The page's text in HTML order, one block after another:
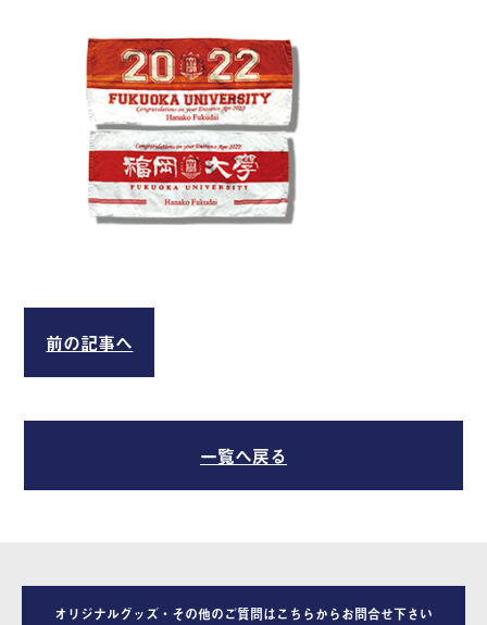
前の記事へ
一覧へ戻る
オリジナルグッズ・その他のご質問はこちらからお問合せ下さい